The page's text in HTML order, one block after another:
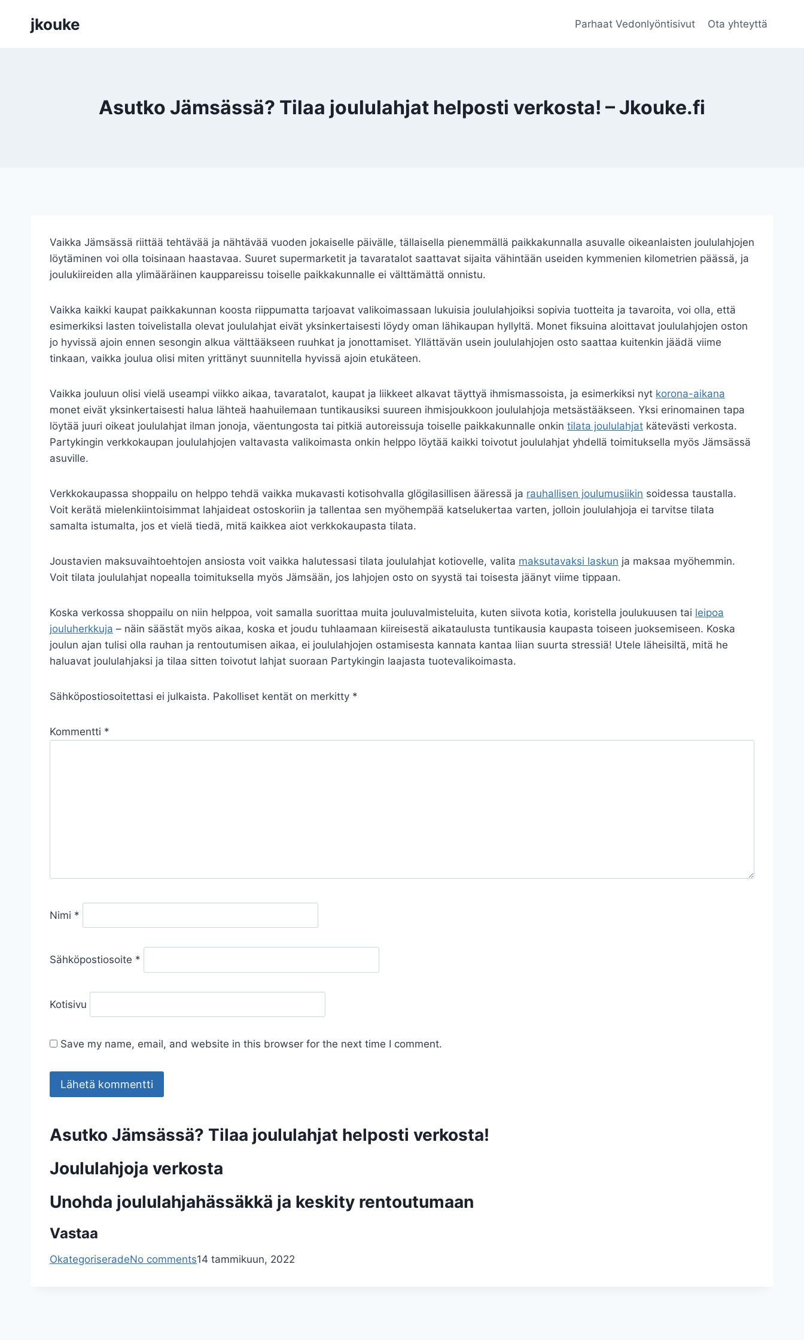
sisältöönjkouke Parhaat Vedonlyöntisivut Ota yhteyttä
Asutko Jämsässä? Tilaa joululahjat helposti verkosta! – Jkouke.fi
Vaikka Jämsässä riittää tehtävää ja nähtävää vuoden jokaiselle päivälle, tällaisella pienemmällä paikkakunnalla asuvalle oikeanlaisten joululahjojen
löytäminen voi olla toisinaan haastavaa. Suuret supermarketit ja tavaratalot saattavat sijaita vähintään useiden kymmenien kilometrien päässä, ja
joulukiireiden alla ylimääräinen kauppareissu toiselle paikkakunnalle ei välttämättä onnistu.
Vaikka kaikki kaupat paikkakunnan koosta riippumatta tarjoavat valikoimassaan lukuisia joululahjoiksi sopivia tuotteita ja tavaroita, voi olla, että
esimerkiksi lasten toivelistalla olevat joululahjat eivät yksinkertaisesti löydy oman lähikaupan hyllyltä. Monet fiksuina aloittavat joululahjojen oston
jo hyvissä ajoin ennen sesongin alkua välttääkseen ruuhkat ja jonottamiset. Yllättävän usein joululahjojen osto saattaa kuitenkin jäädä viime
tinkaan, vaikka joulua olisi miten yrittänyt suunnitella hyvissä ajoin etukäteen.
Vaikka jouluun olisi vielä useampi viikko aikaa, tavaratalot, kaupat ja liikkeet alkavat täyttyä ihmismassoista, ja esimerkiksi nyt korona-aikana
monet eivät yksinkertaisesti halua lähteä haahuilemaan tuntikausiksi suureen ihmisjoukkoon joululahjoja metsästääkseen. Yksi erinomainen tapa
löytää juuri oikeat joululahjat ilman jonoja, väentungosta tai pitkiä autoreissuja toiselle paikkakunnalle onkin tilata joululahjat kätevästi verkosta.
Partykingin verkkokaupan joululahjojen valtavasta valikoimasta onkin helppo löytää kaikki toivotut joululahjat yhdellä toimituksella myös Jämsässä
asuville.
Verkkokaupassa shoppailu on helppo tehdä vaikka mukavasti kotisohvalla glögilasillisen ääressä ja rauhallisen joulumusiikin soidessa taustalla.
Voit kerätä mielenkiintoisimmat lahjaideat ostoskoriin ja tallentaa sen myöhempää katselukertaa varten, jolloin joululahjoja ei tarvitse tilata
samalta istumalta, jos et vielä tiedä, mitä kaikkea aiot verkkokaupasta tilata.
Joustavien maksuvaihtoehtojen ansiosta voit vaikka halutessasi tilata joululahjat kotiovelle, valita maksutavaksi laskun ja maksaa myöhemmin.
Voit tilata joululahjat nopealla toimituksella myös Jämsään, jos lahjojen osto on syystä tai toisesta jäänyt viime tippaan.
Koska verkossa shoppailu on niin helppoa, voit samalla suorittaa muita jouluvalmisteluita, kuten siivota kotia, koristella joulukuusen tai leipoa
jouluherkkuja – näin säästät myös aikaa, koska et joudu tuhlaamaan kiireisestä aikataulusta tuntikausia kaupasta toiseen juoksemiseen. Koska
joulun ajan tulisi olla rauhan ja rentoutumisen aikaa, ei joululahjojen ostamisesta kannata kantaa liian suurta stressiä! Utele läheisiltä, mitä he
haluavat joululahjaksi ja tilaa sitten toivotut lahjat suoraan Partykingin laajasta tuotevalikoimasta.
Sähköpostiosoitettasi ei julkaista. Pakolliset kentät on merkitty *
Kommentti *
Nimi *
Sähköpostiosoite *
Kotisivu
Save my name, email, and website in this browser for the next time I comment.
Asutko Jämsässä? Tilaa joululahjat helposti verkosta!
Joululahjoja verkosta
Unohda joululahjahässäkkä ja keskity rentoutumaan
Vastaa
OkategoriseradeNo comments14 tammikuun, 2022